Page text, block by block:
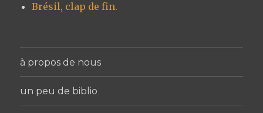
Brésil, clap de fin.
à propos de nous
un peu de biblio